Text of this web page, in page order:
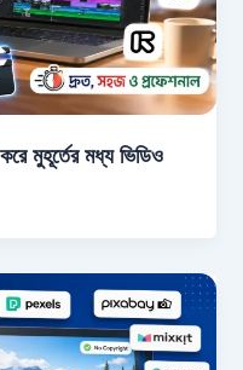
মুহূর্তের মধ্য ভিডিও